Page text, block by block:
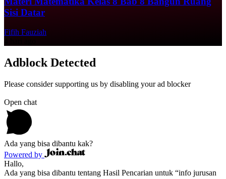
Sisi Datar
Fifih Fauziah
Adblock Detected
Please consider supporting us by disabling your ad blocker
Open chat
Ada yang bisa dibantu kak?
Powered by
Hallo,
Ada yang bisa dibantu tentang Hasil Pencarian untuk “info jurusan